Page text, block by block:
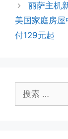
丽萨主机
美国家庭房屋
付129元起
索：